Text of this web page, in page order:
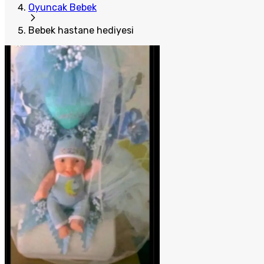
Oyuncak Bebek
Bebek hastane hediyesi